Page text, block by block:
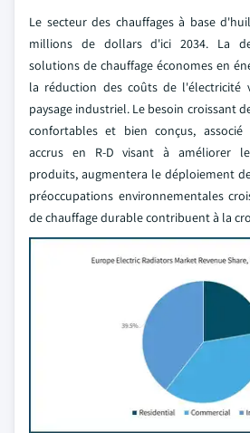
Le secteur des chauffages à base
millions de dollars d'ici 2034. La
solutions de chauffage économes en
la réduction des coûts de l'électricité
paysage industriel. Le besoin croissant
confortables et bien conçus, associé
accrus en R-D visant à améliorer
produits, augmentera le déploiement
préoccupations environnementales
de chauffage durable contribuent à la